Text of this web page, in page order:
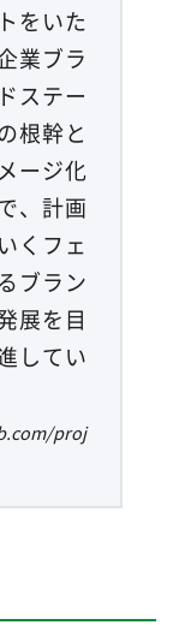
をいた
業ブラ
ステー
根幹と
ージ化
、計画
くフェ
ブラン
展を目
してい
proj